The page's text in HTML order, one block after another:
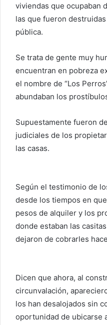
viviendas que ocupaban
las que fueron
pública.
Se trata de gente muy
encuentran en pobreza
el nombre de “Los
abundaban los
Supuestamente fueron
judiciales de los
las casas.
Según el testimonio de
desde los tiempos en
pesos de alquiler y los
donde estaban las
dejaron de cobrarles
Dicen que ahora, al
circunvalación,
los han desalojados sin
oportunidad de ubicarse